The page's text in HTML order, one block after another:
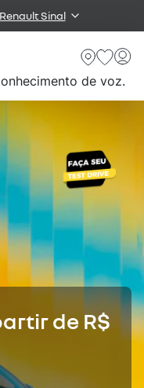
Renault Sinal
de voz.
de R$